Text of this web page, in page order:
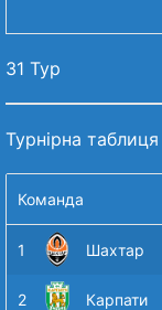
31 Тур
Турнірна таблиця
Команда
1 Шахтар
2 Карпати